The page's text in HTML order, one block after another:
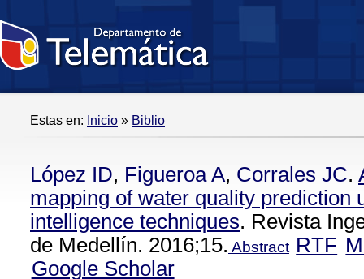
Estas en: Inicio » Biblio
López ID, Figueroa A, Corrales JC.
mapping of water quality prediction
intelligence techniques. Revista
de Medellín. 2016;15. Abstract RTF
Google Scholar